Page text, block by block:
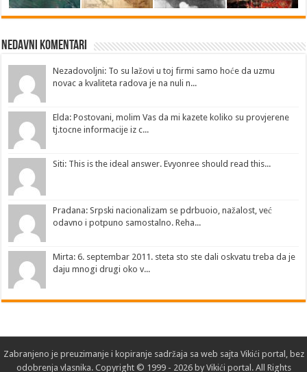
Nedavni Komentari
Nezadovoljni: To su lažovi u toj firmi samo hoće da uzmu
novac a kvaliteta radova je na nuli n...
Elda: Postovani, molim Vas da mi kazete koliko su provjerene
tj.tocne informacije iz c...
Siti: This is the ideal answer. Evyonree should read this...
Pradana: Srpski nacionalizam se pdrbuoio, nažalost, već
odavno i potpuno samostalno. Reha...
Mirta: 6. septembar 2011. steta sto ste dali oskvatu treba da je
daju mnogi drugi oko v...
Zabranjeno je preuzimanje i kopiranje sadržaja sa web sajta Vikići portal , bez
odobrenja vlasnika. Copyright © 1999 - 2026 by Vikići portal. All Rights